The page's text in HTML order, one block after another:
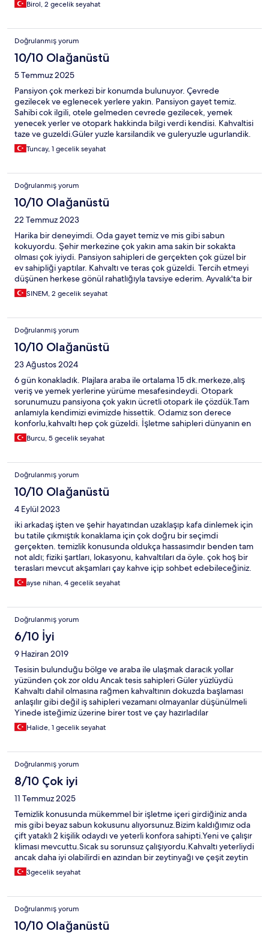
Birol, 2 gecelik seyahat
Doğrulanmış yorum
10/10 Olağanüstü
5 Temmuz 2025
Pansiyon çok merkezi bir konumda bulunuyor. Çevrede
gezilecek ve eglenecek yerlere yakın. Pansiyon gayet temiz.
Sahibi cok ilgili, otele gelmeden cevrede gezilecek, yemek
yenecek yerler ve otopark hakkinda bilgi verdi kendisi. Kahvaltisi
taze ve guzeldi.Güler yuzle karsilandik ve guleryuzle ugurlandik.
Ayvalik ta merkezde konaklamak isteyenlere tavsiye ediyorum.
Tuncay, 1 gecelik seyahat
Doğrulanmış yorum
10/10 Olağanüstü
22 Temmuz 2023
Harika bir deneyimdi. Oda gayet temiz ve mis gibi sabun
kokuyordu. Şehir merkezine çok yakın ama sakin bir sokakta
olması çok iyiydi. Pansiyon sahipleri de gerçekten çok güzel bir
ev sahipliği yaptılar. Kahvaltı ve teras çok güzeldi. Tercih etmeyi
düşünen herkese gönül rahatlığıyla tavsiye ederim. Ayvalık'ta bir
daha konaklayacak olsam düşünmeden tercih edeceğim.
SINEM, 2 gecelik seyahat
Doğrulanmış yorum
10/10 Olağanüstü
23 Ağustos 2024
6 gün konakladık. Plajlara araba ile ortalama 15 dk.merkeze,alış
veriş ve yemek yerlerine yürüme mesafesindeydi. Otopark
sorunumuzu pansiyona çok yakın ücretli otopark ile çözdük.Tam
anlamıyla kendimizi evimizde hissettik. Odamız son derece
konforlu,kahvaltı hep çok güzeldi. İşletme sahipleri dünyanın en
tatlı insanları olabilir:)Vedalaşırken hüzünlendim. Teras
sohbetlerimiz ve diğer herşey için çok teşekkür ederim. Ayvalığa
Burcu, 5 gecelik seyahat
Doğrulanmış yorum
10/10 Olağanüstü
4 Eylül 2023
iki arkadaş işten ve şehir hayatından uzaklaşıp kafa dinlemek için
bu tatile çıkmıştık konaklama için çok doğru bir seçimdi
gerçekten. temizlik konusunda oldukça hassasımdır benden tam
not aldı; fiziki şartları, lokasyonu, kahvaltıları da öyle. çok hoş bir
terasları mevcut akşamları çay kahve içip sohbet edebileceğiniz.
küçük bir pansiyon olduğundan da aradığımız sakinliği
sunuyordu. check in öncesi de sonrasında da gösterdikleri ilgi
ayse nihan, 4 gecelik seyahat
Doğrulanmış yorum
6/10 İyi
9 Haziran 2019
Tesisin bulunduğu bölge ve araba ile ulaşmak daracık yollar
yüzünden çok zor oldu Ancak tesis sahipleri Güler yüzlüydü
Kahvaltı dahil olmasına rağmen kahvaltının dokuzda başlaması
anlaşılır gibi değil iş sahipleri vezamanı olmayanlar düşünülmeli
Yinede isteğimiz üzerine birer tost ve çay hazırladılar
Halide, 1 gecelik seyahat
Doğrulanmış yorum
8/10 Çok iyi
11 Temmuz 2025
Temizlik konusunda mükemmel bir işletme içeri girdiğiniz anda
mis gibi beyaz sabun kokusunu alıyorsunuz.Bizim kaldığımız oda
çift yataklı 2 kişilik odaydı ve yeterli konfora sahipti.Yeni ve çalışır
kliması mevcuttu.Sıcak su sorunsuz çalışıyordu.Kahvaltı yeterliydi
ancak daha iyi olabilirdi en azından bir zeytinyağı ve çeşit zeytin
beklerdik yeşillik yoktu tercih meselesi tabiki.İşletme sahipleri
ilgiliydiler teşekkür ediyoruz herşey için. Konum olarak Ayvalık
ulaşmak için Arnavut kaldırımlı dik yokuşları aşmak gerekiyor
eşyalarımızı taşırken özellikle oldukça zorlandık. Sonuç itibariyle
çok kısa ama keyifli bir tatil oldu bizim için tavsiye ederim.
3gecelik seyahat
Doğrulanmış yorum
10/10 Olağanüstü